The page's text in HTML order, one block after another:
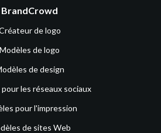
BrandCrowd
de logo
Modèles de logo
de design
les réseaux sociaux
pour l'impression
de sites Web